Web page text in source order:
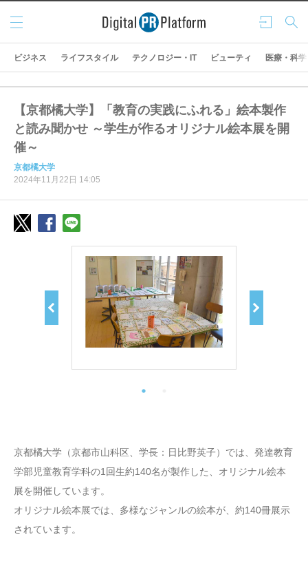
ログ
イン
検索
メニ
ュー
ビジネス ライフスタイル テクノロジー・IT ビューティ 医療・科学
【京都橘大学】「教育の実践にふれる」絵本製作
と読み聞かせ ～学生が作るオリジナル絵本展を開
催～
京都橘大学
2024年11月22日 14:05
京都橘大学（京都市山科区、学長：日比野英子）では、発達教育
学部児童教育学科の1回生約140名が製作した、オリジナル絵本
展を開催しています。
オリジナル絵本展では、多様なジャンルの絵本が、約140冊展示
されています。